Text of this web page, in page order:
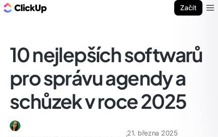
Začít
10 nejlepších softwarů
pro správu agendy a
schůzek v roce 2025
21. března 2025